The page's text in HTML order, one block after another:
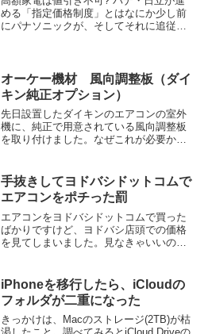
める「指定価格制度」とはなにか少し前
にパナソニックが、そしてそれに追従し
Apple製品やゲーム...
オーケー機材 風向調整板（ダイ
キン純正オプション）
先日設置したダイキンのエアコンの室外
機に、純正で用意されている風向調整板
を取り付けました。なぜこれが必要かと
風が当たるなぁと思いまして、熱風を上
に逃がすための風向調...
手抜きしてヨドバシドットコムで
エアコンをポチった罰
エアコンをヨドバシドットコムで買った
ばかりですけど、ヨドバシ店頭での価格
を見てしまいました。見なきゃいいの
いいねぇ」くらいにしか思ってなかった
んですが、横浜市でも似たよ...
iPhoneを移行したら、iCloudの
フォルダが二重になった
きっかけは、Macのストレージ(2TB)が枯